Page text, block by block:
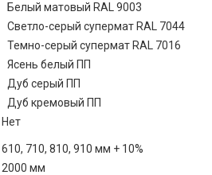
Белый матовый RAL 9003
Светло-серый супермат RAL 7044
Темно-серый супермат RAL 7016
Ясень белый ПП
Дуб серый ПП
Дуб кремовый ПП
Нет
610, 710, 810, 910 мм + 10%
2000 мм